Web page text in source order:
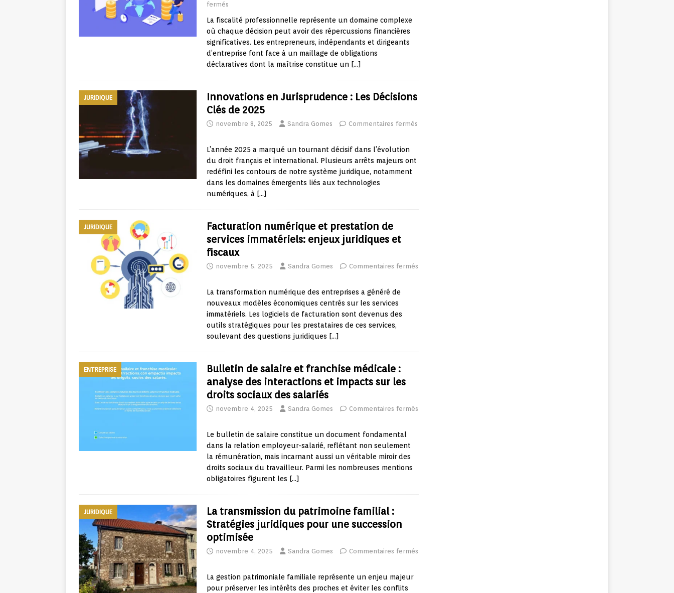
fermés
La fiscalité professionnelle représente un domaine complexe
où chaque décision peut avoir des répercussions financières
significatives. Les entrepreneurs, indépendants et dirigeants
d’entreprise font face à un maillage de obligations
déclaratives dont la maîtrise constitue un […]
JURIDIQUE
Innovations en Jurisprudence : Les Décisions
Clés de 2025
novembre 8, 2025 Sandra Gomes Commentaires fermés
L’année 2025 a marqué un tournant décisif dans l’évolution
du droit français et international. Plusieurs arrêts majeurs ont
redéfini les contours de notre système juridique, notamment
dans les domaines émergents liés aux technologies
numériques, à […]
JURIDIQUE
Facturation numérique et prestation de
services immatériels: enjeux juridiques et
fiscaux
novembre 5, 2025 Sandra Gomes Commentaires fermés
La transformation numérique des entreprises a généré de
nouveaux modèles économiques centrés sur les services
immatériels. Les logiciels de facturation sont devenus des
outils stratégiques pour les prestataires de ces services,
soulevant des questions juridiques […]
ENTREPRISE
Bulletin de salaire et franchise médicale :
analyse des interactions et impacts sur les
droits sociaux des salariés
novembre 4, 2025 Sandra Gomes Commentaires fermés
Le bulletin de salaire constitue un document fondamental
dans la relation employeur-salarié, reflétant non seulement
la rémunération, mais incarnant aussi un véritable miroir des
droits sociaux du travailleur. Parmi les nombreuses mentions
obligatoires figurent les […]
JURIDIQUE
La transmission du patrimoine familial :
Stratégies juridiques pour une succession
optimisée
novembre 4, 2025 Sandra Gomes Commentaires fermés
La gestion patrimoniale familiale représente un enjeu majeur
pour préserver les intérêts des proches et éviter les conflits